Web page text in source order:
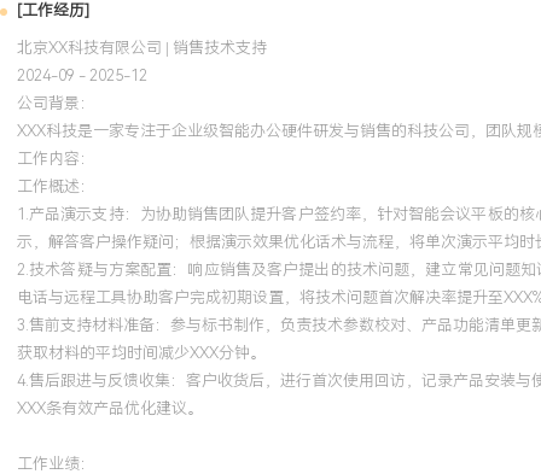
[工作经历]
北京XX科技有限公司 | 销售技术支持
2024-09 - 2025-12
公司背景：
XXX科技是一家专注于企业级智能办公硬件研发与销售的科技公司，团队
工作内容：
工作概述：
1.产品演示支持：为协助销售团队提升客户签约率，针对智能会议平板的
示，解答客户操作疑问；根据演示效果优化话术与流程，将单次演示平均时
2.技术答疑与方案配置：响应销售及客户提出的技术问题，建立常见问题
电话与远程工具协助客户完成初期设置，将技术问题首次解决率提升至
3.售前支持材料准备：参与标书制作，负责技术参数校对、产品功能清单
获取材料的平均时间减少XXX分钟。
4.售后跟进与反馈收集：客户收货后，进行首次使用回访，记录产品安装
XXX条有效产品优化建议。
工作业绩：